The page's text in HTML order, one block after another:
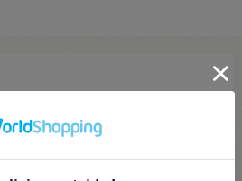
ー（アルミ）